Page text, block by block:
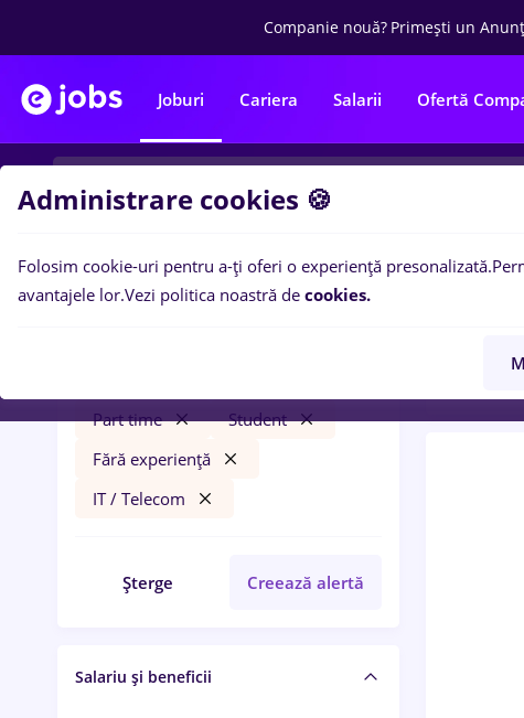
Companie nouă? Primești un
Joburi Cariera Salarii Ofertă
Filtre
Part time
Student
Fără experiență
IT / Telecom
Șterge Creează alertă
Salariu și beneficii
0locuri
Administrare cookies 🍪
Folosim cookie-uri pentru a-ți oferi o experiență presonalizată.
avantajele lor.Vezi politica noastră de cookies.